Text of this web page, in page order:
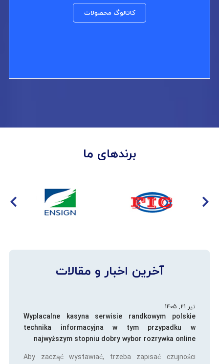
کاتالوگ محصولات
برندهای ما
آخرین اخبار و مقالات
تیر 21, 1405
Wyplacalne kasyna serwisie randkowym polskie
technika informacyjna w tym przypadku w
najwyższym stopniu dobry wybor rozrywka online
Aby zacząć wystawiać, trzeba zapisać czujności